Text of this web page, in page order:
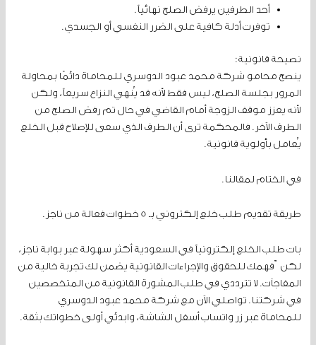
أحد الطرفين يرفض الصلح نهائياً.
توفرت أدلة كافية على الضرر النفسي أو الجسدي.
نصيحة قانونية:
ينصح محامو شركة محمد عبود الدوسري للمحاماة دائمًا بمحاولة
المرور بجلسة الصلح، ليس فقط لأنه قد يُنهي النزاع سريعاً، ولكن
لأنه يعزز موقف الزوجة أمام القاضي في حال تم رفض الصلح من
الطرف الآخر. فالمحكمة ترى أن الطرف الذي سعى للإصلاح قبل الخلع
يُعامل بأولوية قانونية.
في الختام لمقالنا.
طريقة تقديم طلب خلع إلكتروني بـ 5 خطوات فعالة من ناجز.
بات طلب الخلع إلكترونياً في السعودية أكثر سهولة عبر بوابة ناجز،
لكنّ فهمك للحقوق والإجراءات القانونية يضمن لك تجربة خالية من
المفاجآت. لا تترددي في طلب المشورة القانونية من المتخصصين
في شركتنا. تواصلي الآن مع شركة محمد عبود الدوسري
للمحاماة عبر زر واتساب أسفل الشاشة، وابدئي أولى خطواتك بثقة.